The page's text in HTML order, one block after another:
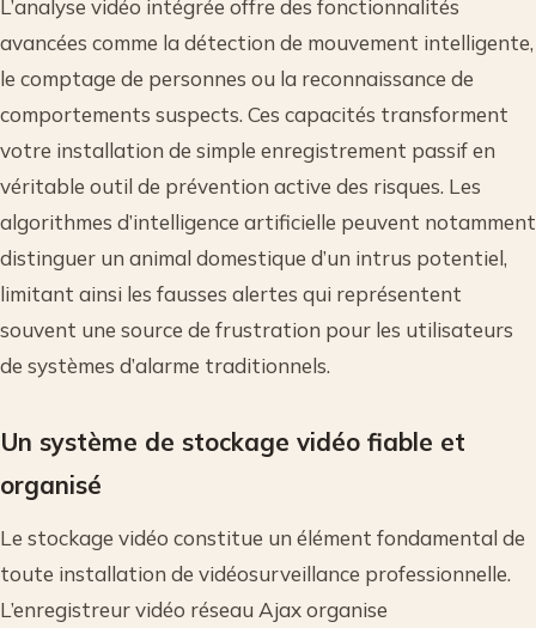
L’analyse vidéo intégrée offre des fonctionnalités
avancées comme la détection de mouvement intelligente,
le comptage de personnes ou la reconnaissance de
comportements suspects. Ces capacités transforment
votre installation de simple enregistrement passif en
véritable outil de prévention active des risques. Les
algorithmes d’intelligence artificielle peuvent notamment
distinguer un animal domestique d’un intrus potentiel,
limitant ainsi les fausses alertes qui représentent
souvent une source de frustration pour les utilisateurs
de systèmes d’alarme traditionnels.
Un système de stockage vidéo fiable et
organisé
Le stockage vidéo constitue un élément fondamental de
toute installation de vidéosurveillance professionnelle.
L’enregistreur vidéo réseau Ajax organise